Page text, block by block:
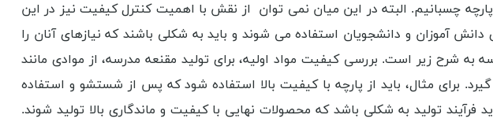
چسبانیم. البته در این میان نمی توان از نقش با اهمیت کنترل کیفیت نیز در این
آموزان و دانشجویان استفاده می شوند و باید به شکلی باشند که نیازهای آنان را
شرح زیر است. بررسی کیفیت مواد اولیه، برای تولید مقنعه مدرسه، از موادی مانند
برای مثال، باید از پارچه با کیفیت بالا استفاده شود که پس از شستشو و استفاده
فرآیند تولید به شکلی باشد که محصولات نهایی با کیفیت و ماندگاری بالا تولید شوند.